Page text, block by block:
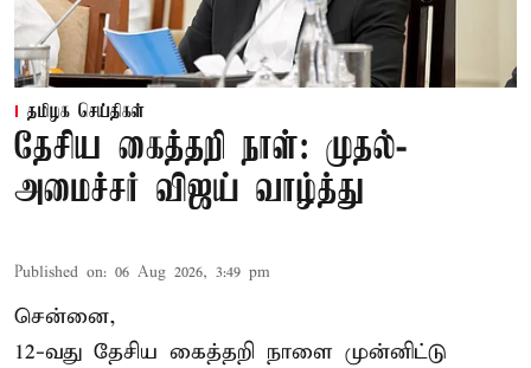
தமிழக செய்திகள்
தேசிய கைத்தறி நாள்: முதல்-
அமைச்சர் விஜய் வாழ்த்து
Published on: 06 Aug 2026, 3:49 pm
சென்னை,
12-வது தேசிய கைத்தறி நாளை முன்னிட்டு